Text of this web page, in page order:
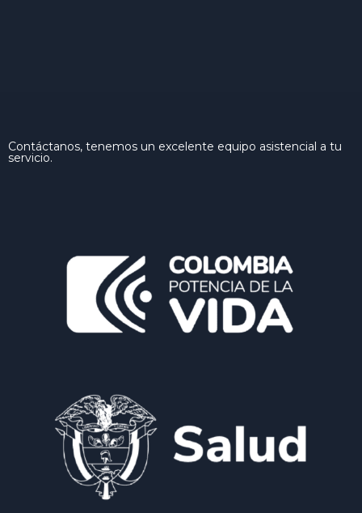
Contáctanos, tenemos un excelente equipo asistencial a tu
servicio.